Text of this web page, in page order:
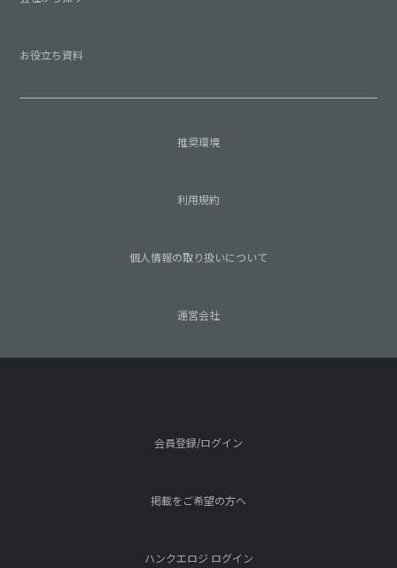
お役立ち資料
推奨環境
利用規約
個人情報の取り扱いについて
運営会社
会員登録/ログイン
掲載をご希望の方へ
ハンクエロジ ログイン